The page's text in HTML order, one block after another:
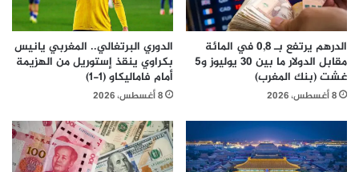
الدرهم يرتفع بـ 0,8 في المائة
مقابل الدولار ما بين 30 يوليوز و5
غشت (بنك المغرب)
8 أغسطس، 2026
الدوري البرتغالي.. المغربي يانيس
بكراوي ينقذ إستوريل من الهزيمة
أمام فاماليكاو (1-1)
8 أغسطس، 2026